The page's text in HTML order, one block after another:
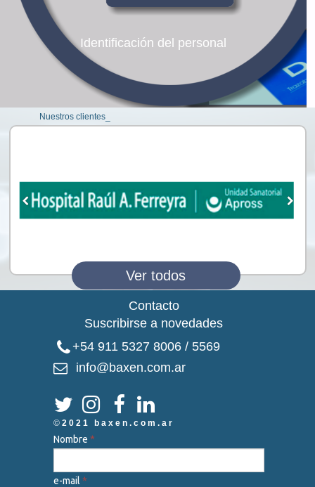
Identificación del personal
Nuestros clientes_
Ver todos
Contacto
Suscribirse a novedades
+54 911 5327 8006 / 5569

info@baxen.com.ar
   
© 2021 baxen.com.ar
Nombre *
e-mail *